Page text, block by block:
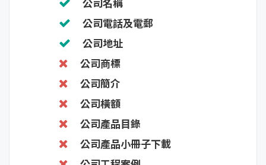
公司名稱
公司電話及電郵
公司地址
公司商標
公司簡介
公司橫額
公司產品目錄
公司產品小冊子下載